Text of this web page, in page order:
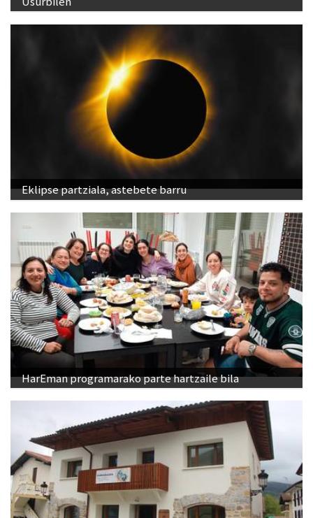
Eklipse partziala, astebete barru
HarEman programarako parte hartzaile bila